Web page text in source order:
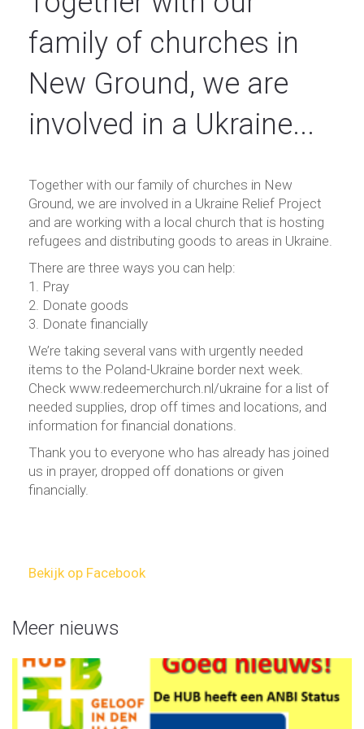
family of churches in
New Ground, we are
involved in a Ukraine...
Together with our family of churches in New
Ground, we are involved in a Ukraine Relief Project
and are working with a local church that is hosting
refugees and distributing goods to areas in Ukraine.
There are three ways you can help:
1. Pray
2. Donate goods
3. Donate financially
We’re taking several vans with urgently needed
items to the Poland-Ukraine border next week.
Check www.redeemerchurch.nl/ukraine for a list of
needed supplies, drop off times and locations, and
information for financial donations.
Thank you to everyone who has already has joined
us in prayer, dropped off donations or given
financially.
Bekijk op Facebook
Meer nieuws